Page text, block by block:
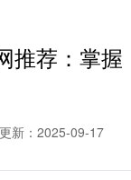
推荐：掌握
更新：2025-09-17